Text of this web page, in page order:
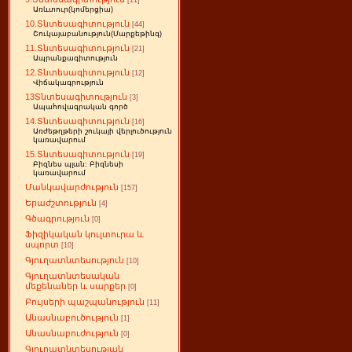
Առևտուր(կոմերցիա)
10.Տնտեսագիտություն [44]
Շուկայաբանություն(Մարքեթինգ)
11.Տնտեսագիտություն [21]
Ապրանքագիտություն
12.Տնտեսագիտություն [12]
Վիճակագրություն
13Տնտեսագիտություն [3]
Ապահովագրական գործ
14.Տնտեսագիտություն [16]
Առժեթղթերի շուկայի վերլուծություն
կառավարում
15.Տնտեսագիտություն [19]
Բիզնես պլան: Բիզնեսի
կառավարում
Մանկավարժություն [157]
Երաժշտություն [4]
Գծագրություն [0]
Ֆիզիկական կուլտուրա և
սպորտ [10]
Գյուղատնտեսություն [10]
Գյուղատնտեսական
մեքենաներ և սարքեր [0]
Բույսերի պաշպանություն [11]
Անասնաբուծություն [1]
Անասնաբուժություն [0]
Գյուղատնտեսության